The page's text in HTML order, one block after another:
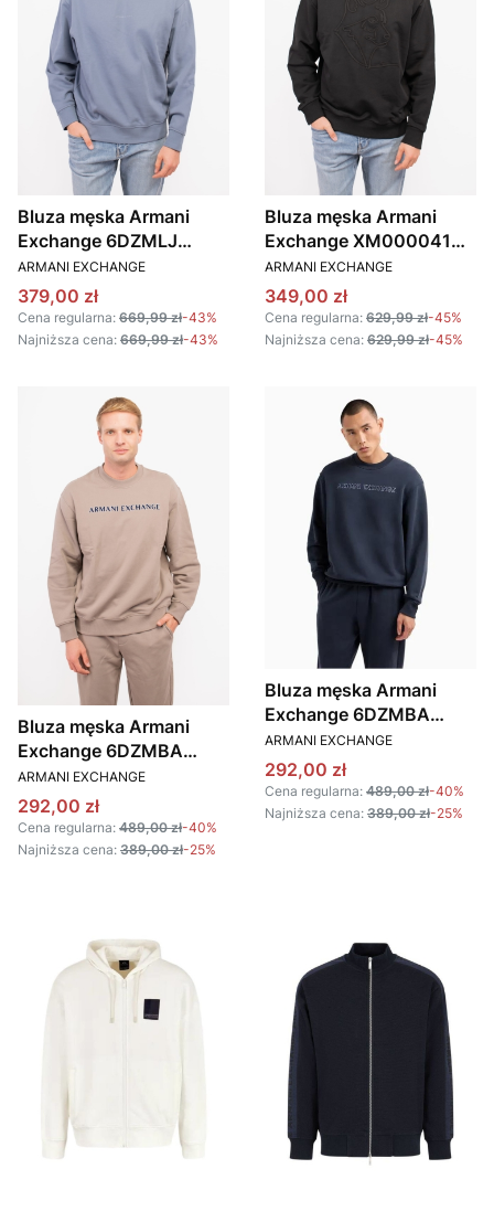
Bluza męska Armani
Exchange 6DZMLJ
ZJ4XZ niebieski
PRODUCENT
ARMANI EXCHANGE
Cena promocyjna
379,00 zł
Cena regularna: 669,99 zł-43%
Najniższa cena: 669,99 zł-43%
Bluza męska Armani
Exchange XM000041
AF10858 czarny
PRODUCENT
ARMANI EXCHANGE
Cena promocyjna
349,00 zł
Cena regularna: 629,99 zł-45%
Najniższa cena: 629,99 zł-45%
Bluza męska Armani
Exchange 6DZMBA
ZJADZ brązowy
PRODUCENT
ARMANI EXCHANGE
Cena promocyjna
292,00 zł
Cena regularna: 489,00 zł-40%
Najniższa cena: 389,00 zł-25%
Bluza męska Armani
Exchange 6DZMBA
ZJADZ granatowy
PRODUCENT
ARMANI EXCHANGE
Cena promocyjna
292,00 zł
Cena regularna: 489,00 zł-40%
Najniższa cena: 389,00 zł-25%